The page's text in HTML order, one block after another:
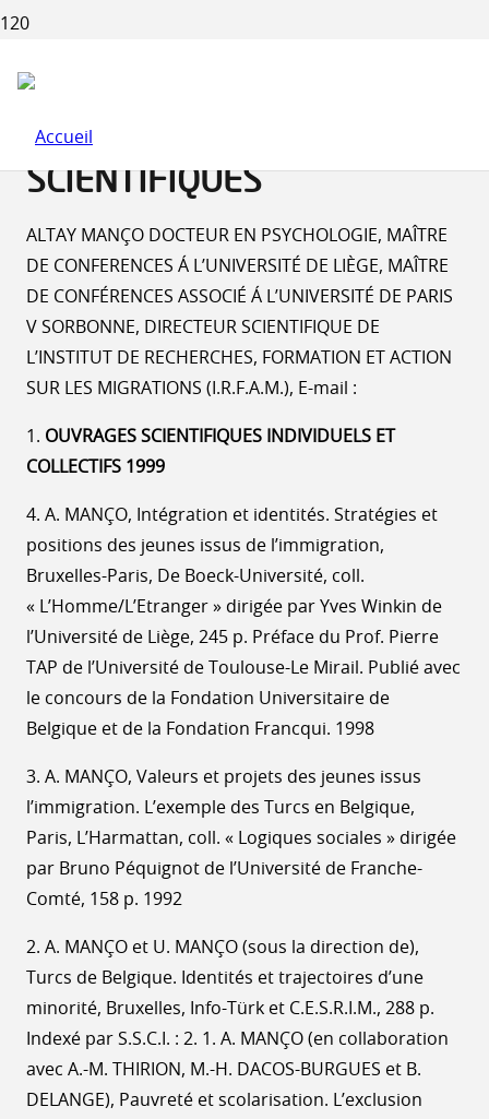
COMPLÈTE DES ARTICLES
ET OUVRAGES
SCIENTIFIQUES
ALTAY MANÇO DOCTEUR EN PSYCHOLOGIE, MAÎTRE
DE CONFERENCES Á L’UNIVERSITÉ DE LIÈGE, MAÎTRE
DE CONFÉRENCES ASSOCIÉ Á L’UNIVERSITÉ DE PARIS
V SORBONNE, DIRECTEUR SCIENTIFIQUE DE
L’INSTITUT DE RECHERCHES, FORMATION ET ACTION
SUR LES MIGRATIONS (I.R.F.A.M.), E-mail :
1. OUVRAGES SCIENTIFIQUES INDIVIDUELS ET
COLLECTIFS 1999
4. A. MANÇO, Intégration et identités. Stratégies et
positions des jeunes issus de l’immigration,
Bruxelles-Paris, De Boeck-Université, coll.
« L’Homme/L’Etranger » dirigée par Yves Winkin de
l’Université de Liège, 245 p. Préface du Prof. Pierre
TAP de l’Université de Toulouse-Le Mirail. Publié avec
le concours de la Fondation Universitaire de
Belgique et de la Fondation Francqui. 1998
3. A. MANÇO, Valeurs et projets des jeunes issus
l’immigration. L’exemple des Turcs en Belgique,
Paris, L’Harmattan, coll. « Logiques sociales » dirigée
par Bruno Péquignot de l’Université de Franche-
Comté, 158 p. 1992
2. A. MANÇO et U. MANÇO (sous la direction de),
Turcs de Belgique. Identités et trajectoires d’une
minorité, Bruxelles, Info-Türk et C.E.S.R.I.M., 288 p.
Indexé par S.S.C.I. : 2. 1. A. MANÇO (en collaboration
avec A.-M. THIRION, M.-H. DACOS-BURGUES et B.
DELANGE), Pauvreté et scolarisation. L’exclusion